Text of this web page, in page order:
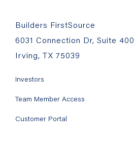
Builders FirstSource
6031 Connection Dr, Suite 400
Irving, TX 75039
Investors
Team Member Access
Customer Portal